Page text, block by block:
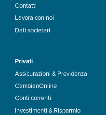
Contatti
Lavora con noi
Dati societari
Privati
Assicurazioni & Previdenza
CambianOnline
Conti correnti
Investimenti & Risparmio